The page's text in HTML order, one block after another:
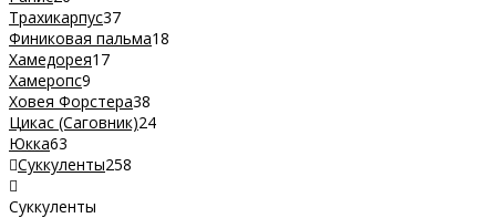
Трахикарпус37
Финиковая пальма18
Хамедорея17
Хамеропс9
Ховея Форстера38
Цикас (Саговник)24
Юкка63
Суккуленты258
Суккуленты